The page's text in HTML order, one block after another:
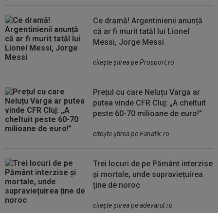
Ce dramă! Argentinienii anunță
că ar fi murit tatăl lui Lionel
Messi, Jorge Messi
citeşte ştirea pe Prosport.ro
Prețul cu care Neluțu Varga ar
putea vinde CFR Cluj: „A cheltuit
peste 60-70 milioane de euro!"
citeşte ştirea pe Fanatik.ro
Trei locuri de pe Pământ interzise
și mortale, unde supraviețuirea
ține de noroc
citeşte ştirea pe adevarul.ro